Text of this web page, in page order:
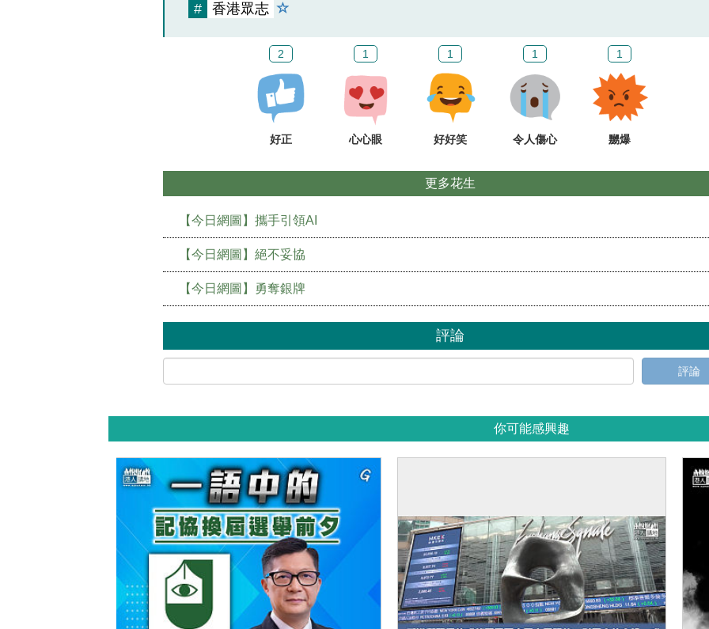
# 香港眾志
2
好正
1
心心眼
1
好好笑
1
令人傷心
1
嬲爆
更多花生
【今日網圖】攜手引領AI
【今日網圖】絕不妥協
【今日網圖】勇奪銀牌
評論
評論
你可能感興趣